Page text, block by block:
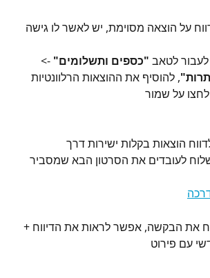
על הוצאה מסוימת, יש לאשר לו גישה
לטאב "כספים ותשלומים" ->
, להוסיף את ההוצאות הרלוונטיות
על שמור
הוצאות בקלות ישירות דרך
לעובדים את הסרטון הבא שמסביר
את הבקשה, אפשר לראות את הדיווח +
עם פירוט